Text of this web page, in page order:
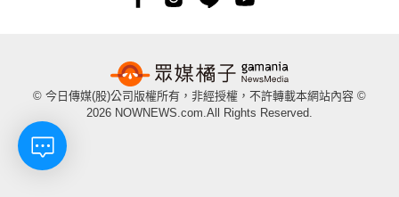
© 今日傳媒(股)公司版權所有，非經授權，不許轉載本網站內容 ©
2026 NOWNEWS.com.All Rights Reserved.